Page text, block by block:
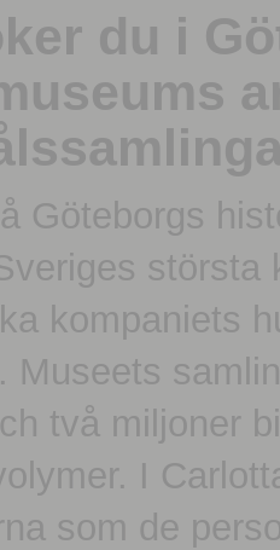
du i
Göteborgs
största
kompaniets
Museets
två miljoner
I
som de